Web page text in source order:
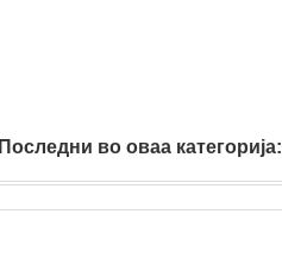
Последни во оваа категорија: